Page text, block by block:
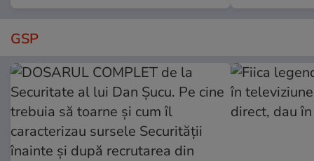
GSP